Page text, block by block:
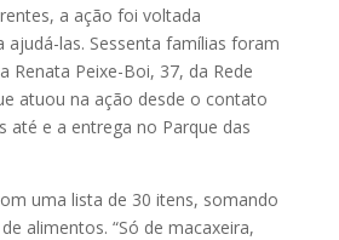
a ação foi voltada
ajudá-las. Sessenta famílias foram
Renata Peixe-Boi, 37, da Rede
atuou na ação desde o contato
até e a entrega no Parque das
uma lista de 30 itens, somando
alimentos. “Só de macaxeira,